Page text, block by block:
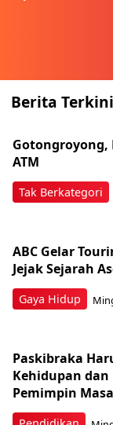
Berita Terkini
Tak Berkategori
Gotongroyong,
ATM
Gaya Hidup
ABC Gelar
Jejak Sejarah
Paskibraka
Kehidupan dan
Pemimpin